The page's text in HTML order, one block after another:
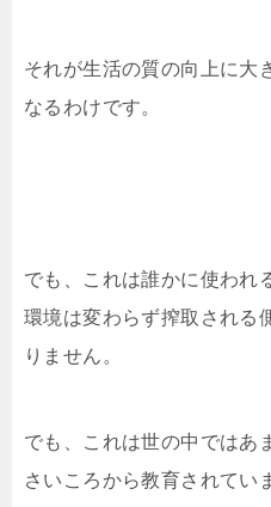
それが生活の質の向上に大
なるわけです。
でも、これは誰かに使われ
環境は変わらず搾取される
りません。
でも、これは世の中ではあ
さいころから教育されてい